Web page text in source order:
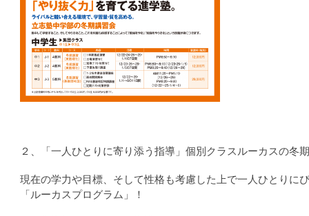
２、「一人ひとりに寄り添う指導」個別クラスルーカスの冬
現在の学力や目標、そして性格も考慮した上で一人ひとりに
「ルーカスプログラム」！